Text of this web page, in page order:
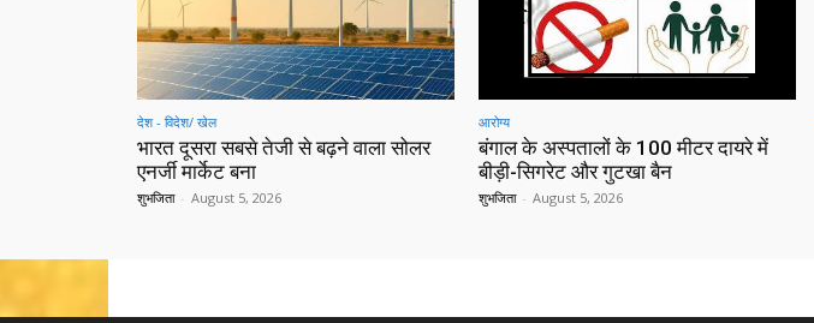
देश - विदेश/ खेल
भारत दूसरा सबसे तेजी से बढ़ने वाला सोलर
एनर्जी मार्केट बना
शुभजिता - August 5, 2026
आरोग्य
बंगाल के अस्पतालों के 100 मीटर दायरे में
बीड़ी-सिगरेट और गुटखा बैन
शुभजिता - August 5, 2026